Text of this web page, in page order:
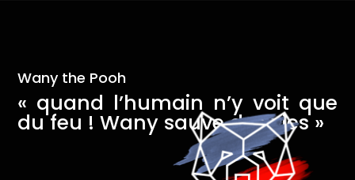
Wany the Pooh
« quand l’humain n’y voit que
du feu ! Wany sauve des vies »